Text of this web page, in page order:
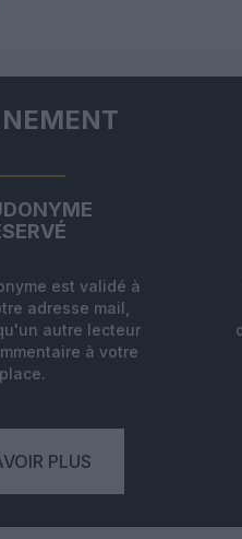
est validé à
adresse mail,
autre lecteur
à votre
place.
PLUS